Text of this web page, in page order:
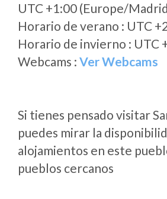
UTC +1:00 (Europe/
Horario de verano : UTC
Horario de invierno : UTC
Webcams : Ver Webcams
Si tienes pensado visitar
puedes mirar la
alojamientos en este
pueblos cercanos